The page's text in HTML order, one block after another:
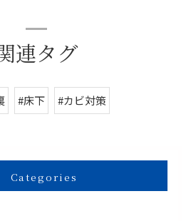
連タグ
#床下 #カビ対策
Categories